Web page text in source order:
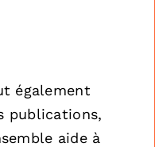
également
publications,
aide à